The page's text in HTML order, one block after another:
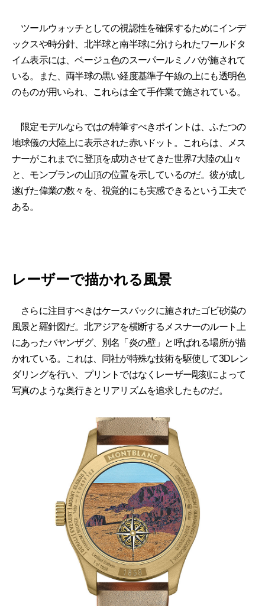
ツールウォッチとしての視認性を確保するためにインデ
ックスや時分針、北半球と南半球に分けられたワールドタ
イム表示には、ベージュ色のスーパールミノバが施されて
いる。また、両半球の黒い経度基準子午線の上にも透明色
のものが用いられ、これらは全て手作業で施されている。
限定モデルならではの特筆すべきポイントは、ふたつの
地球儀の大陸上に表示された赤いドット。これらは、メス
ナーがこれまでに登頂を成功させてきた世界7大陸の山々
と、モンブランの山頂の位置を示しているのだ。彼が成し
遂げた偉業の数々を、視覚的にも実感できるという工夫で
ある。
レーザーで描かれる風景
さらに注目すべきはケースバックに施されたゴビ砂漠の
風景と羅針図だ。北アジアを横断するメスナーのルート上
にあったバヤンザグ、別名「炎の壁」と呼ばれる場所が描
かれている。これは、同社が特殊な技術を駆使して3Dレン
ダリングを行い、プリントではなくレーザー彫刻によって
写真のような奥行きとリアリズムを追求したものだ。